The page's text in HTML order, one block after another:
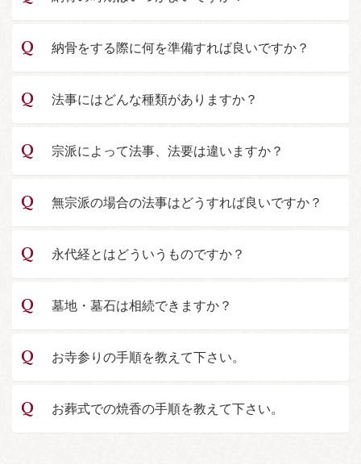
納骨をする際に何を準備すれば良いですか？
法事にはどんな種類がありますか？
宗派によって法事、法要は違いますか？
無宗派の場合の法事はどうすれば良いですか？
永代経とはどういうものですか？
墓地・墓石は相続できますか？
お寺参りの手順を教えて下さい。
お葬式での焼香の手順を教えて下さい。